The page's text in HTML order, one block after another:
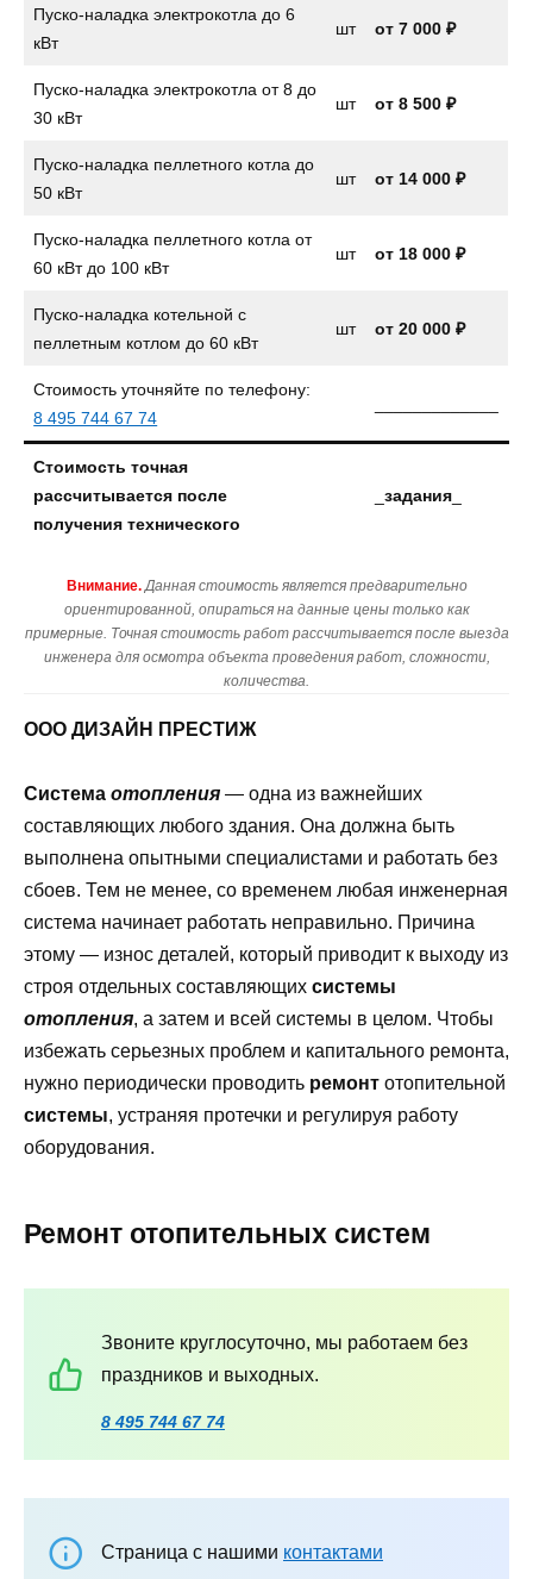
Пуско-наладка электрокотла до 6
кВт
шт от 7 000 ₽
Пуско-наладка электрокотла от 8 до
30 кВт
шт от 8 500 ₽
Пуско-наладка пеллетного котла до
50 кВт
шт от 14 000 ₽
Пуско-наладка пеллетного котла от
60 кВт до 100 кВт
шт от 18 000 ₽
Пуско-наладка котельной с
пеллетным котлом до 60 кВт
шт от 20 000 ₽
Стоимость уточняйте по телефону:
8 495 744 67 74
Стоимость точная
рассчитывается после
получения технического
_задания
Внимание. Данная стоимость является предварительно
ориентированной, опираться на данные цены только как
примерные. Точная стоимость работ рассчитывается после выезда
инженера для осмотра объекта проведения работ, сложности,
количества.
ООО ДИЗАЙН ПРЕСТИЖ
Система отопления — одна из важнейших
составляющих любого здания. Она должна быть
выполнена опытными специалистами и работать без
сбоев. Тем не менее, со временем любая инженерная
система начинает работать неправильно. Причина
этому — износ деталей, который приводит к выходу из
строя отдельных составляющих системы
отопления, а затем и всей системы в целом. Чтобы
избежать серьезных проблем и капитального ремонта,
нужно периодически проводить ремонт отопительной
системы, устраняя протечки и регулируя работу
оборудования.
Ремонт отопительных систем
Звоните круглосуточно, мы работаем без
праздников и выходных.
8 495 744 67 74
Страница с нашими контактами